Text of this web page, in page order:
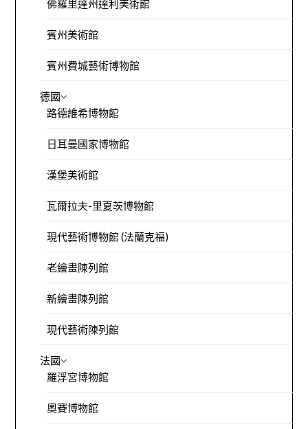
佛羅里達州達利美術館
賓州美術館
賓州費城藝術博物館
德國
路德維希博物館
日耳曼國家博物館
漢堡美術館
瓦爾拉夫-里夏茨博物館
現代藝術博物館 (法蘭克福)
老繪畫陳列館
新繪畫陳列館
現代藝術陳列館
法國
羅浮宮博物館
奧賽博物館